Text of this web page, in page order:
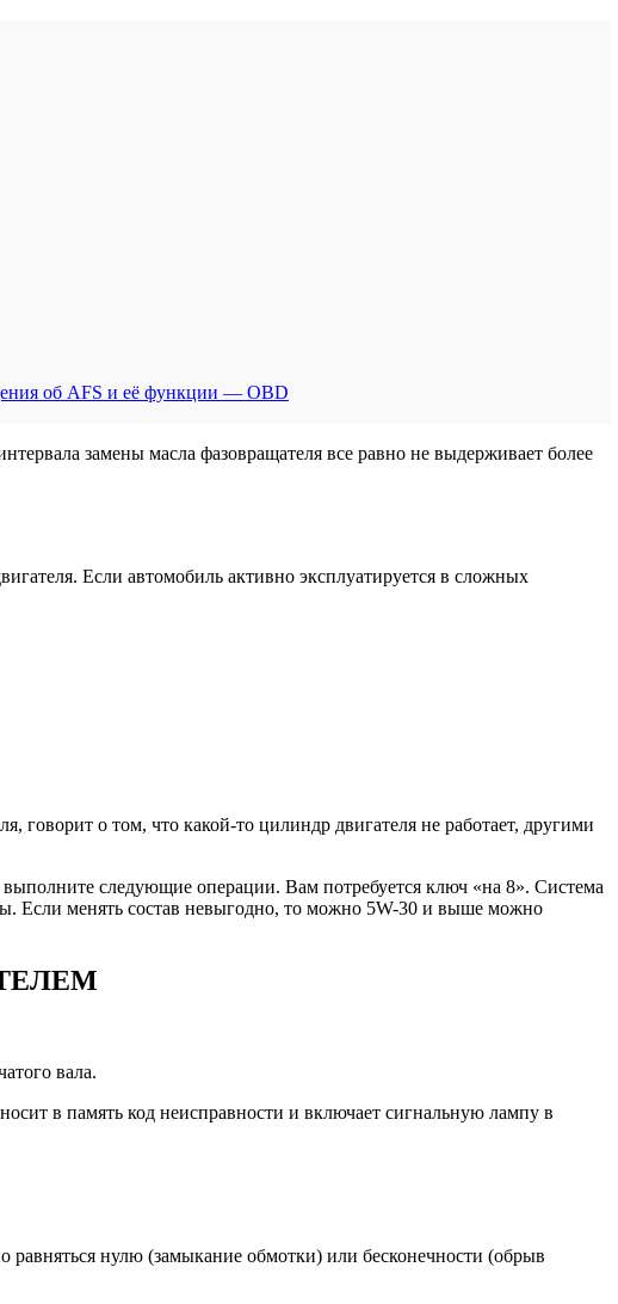
об AFS и её функции — OBD
замены масла фазовращателя все равно не выдерживает более
Если автомобиль активно эксплуатируется в сложных
о том, что какой-то цилиндр двигателя не работает, другими
следующие операции. Вам потребуется ключ «на 8». Система
Если менять состав невыгодно, то можно 5W-30 и выше можно
вала.
в память код неисправности и включа­ет сигнальную лампу в
нулю (замыкание обмотки) или бесконечности (обрыв